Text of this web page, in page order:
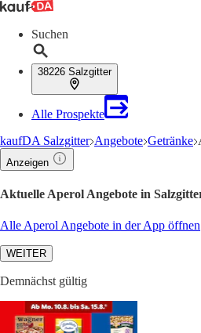
Suchen
38226 Salzgitter
Alle Prospekte
kaufDA Salzgitter Angebote Getränke
Anzeigen
Aktuelle Aperol Angebote in
Alle Aperol Angebote in der App öffnen
WEITER
Demnächst gültig